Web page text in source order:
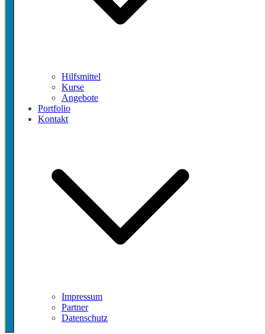
Hilfsmittel
Kurse
Angebote
Portfolio
Kontakt
Impressum
Partner
Datenschutz